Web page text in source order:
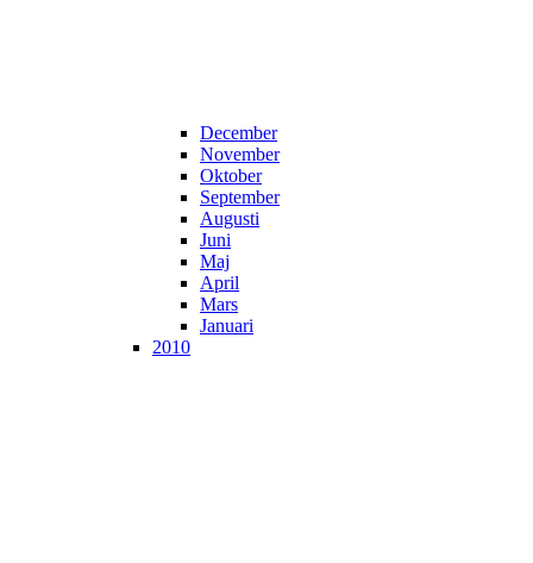
December
November
Oktober
September
Augusti
Juni
Maj
April
Mars
Januari
2010